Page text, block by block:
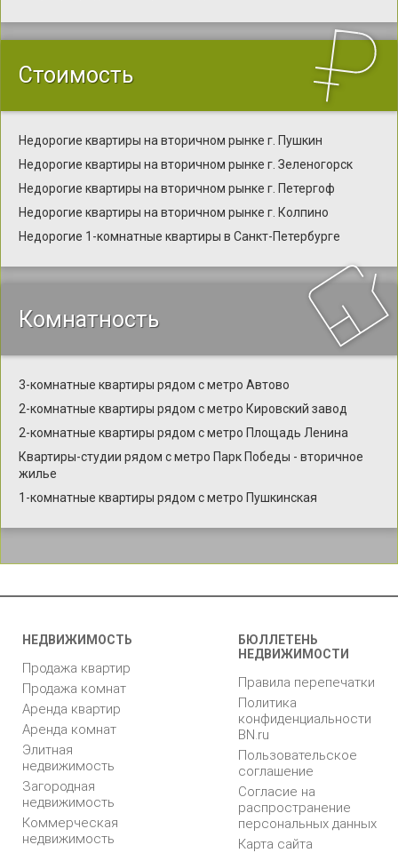
Стоимость
Недорогие квартиры на вторичном рынке г. Пушкин
Недорогие квартиры на вторичном рынке г. Зеленогорск
Недорогие квартиры на вторичном рынке г. Петергоф
Недорогие квартиры на вторичном рынке г. Колпино
Недорогие 1-комнатные квартиры в Санкт-Петербурге
Комнатность
3-комнатные квартиры рядом с метро Автово
2-комнатные квартиры рядом с метро Кировский завод
2-комнатные квартиры рядом с метро Площадь Ленина
Квартиры-студии рядом с метро Парк Победы - вторичное
жилье
1-комнатные квартиры рядом с метро Пушкинская
НЕДВИЖИМОСТЬ
Продажа квартир
Продажа комнат
Аренда квартир
Аренда комнат
Элитная
недвижимость
Загородная
недвижимость
Коммерческая
недвижимость
БЮЛЛЕТЕНЬ
НЕДВИЖИМОСТИ
Правила перепечатки
Политика
конфиденциальности
BN.ru
Пользовательское
соглашение
Согласие на
распространение
персональных данных
Карта сайта